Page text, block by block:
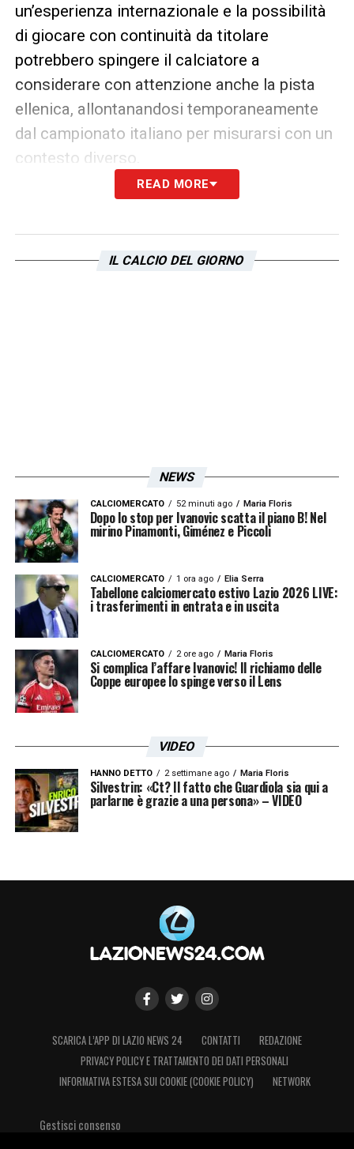
un’esperienza internazionale e la possibilità
di giocare con continuità da titolare
potrebbero spingere il calciatore a
considerare con attenzione anche la pista
ellenica, allontanandosi temporaneamente
dal campionato italiano per misurarsi con un
contesto diverso.
Il bilancio della stagione 2025/2026
Analizzando i dati dell’ultima stagione,
rispetto al passato, capace di eguagliare il
suo record personale di reti realizzate nel
massimo campionato italiano!
LA PLAYLIST DELLE NOSTRE TOP NEWS
READ MORE
IL CALCIO DEL GIORNO
NEWS
CALCIOMERCATO 52 minuti ago Maria Floris
Dopo lo stop per Ivanovic scatta il piano B! Nel
mirino Pinamonti, Giménez e Piccoli
CALCIOMERCATO 1 ora ago Elia Serra
Tabellone calciomercato estivo Lazio 2026 LIVE:
i trasferimenti in entrata e in uscita
CALCIOMERCATO 2 ore ago Maria Floris
Si complica l’affare Ivanovic! Il richiamo delle
Coppe europee lo spinge verso il Lens
VIDEO
HANNO DETTO 2 settimane ago Maria Floris
Silvestrin: «Ct? Il fatto che Guardiola sia qui a
parlarne è grazie a una persona» – VIDEO
SCARICA L’APP DI LAZIO NEWS 24 CONTATTI
REDAZIONE
PRIVACY POLICY E TRATTAMENTO DEI DATI PERSONALI
INFORMATIVA ESTESA SUI COOKIE (COOKIE POLICY)
NETWORK
Gestisci consenso